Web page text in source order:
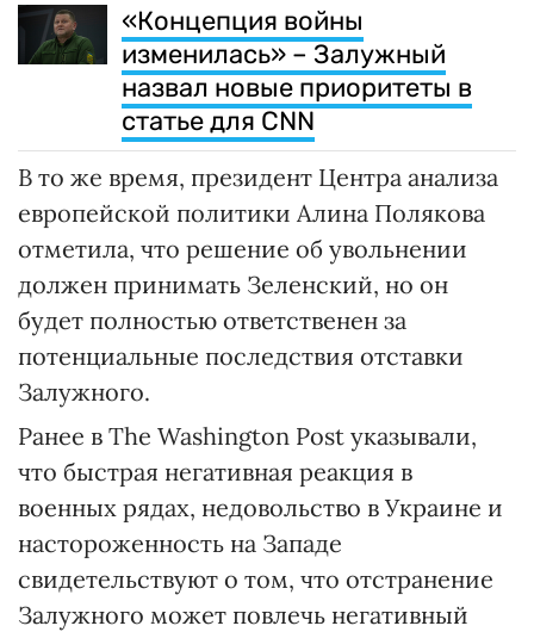
«Концепция войны
изменилась» – Залужный
назвал новые приоритеты в
статье для CNN
В то же время, президент Центра анализа
европейской политики Алина Полякова
отметила, что решение об увольнении
должен принимать Зеленский, но он
будет полностью ответственен за
потенциальные последствия отставки
Залужного.
Ранее в The Washington Post указывали,
что быстрая негативная реакция в
военных рядах, недовольство в Украине и
настороженность на Западе
свидетельствуют о том, что отстранение
Залужного может повлечь негативный